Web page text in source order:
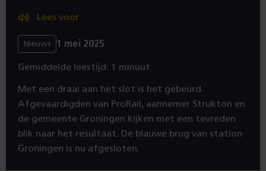
Lees voor
Nieuws 1 mei 2025
Gemiddelde leestijd: 1 minuut
Met een draai aan het slot is het gebeurd.
Afgevaardigden van ProRail, aannemer Strukton en
de gemeente Groningen kijken met een tevreden
blik naar het resultaat. De blauwe brug van station
Groningen is nu afgesloten.